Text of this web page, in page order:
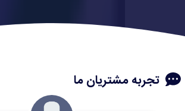
تجربه مشتریان ما